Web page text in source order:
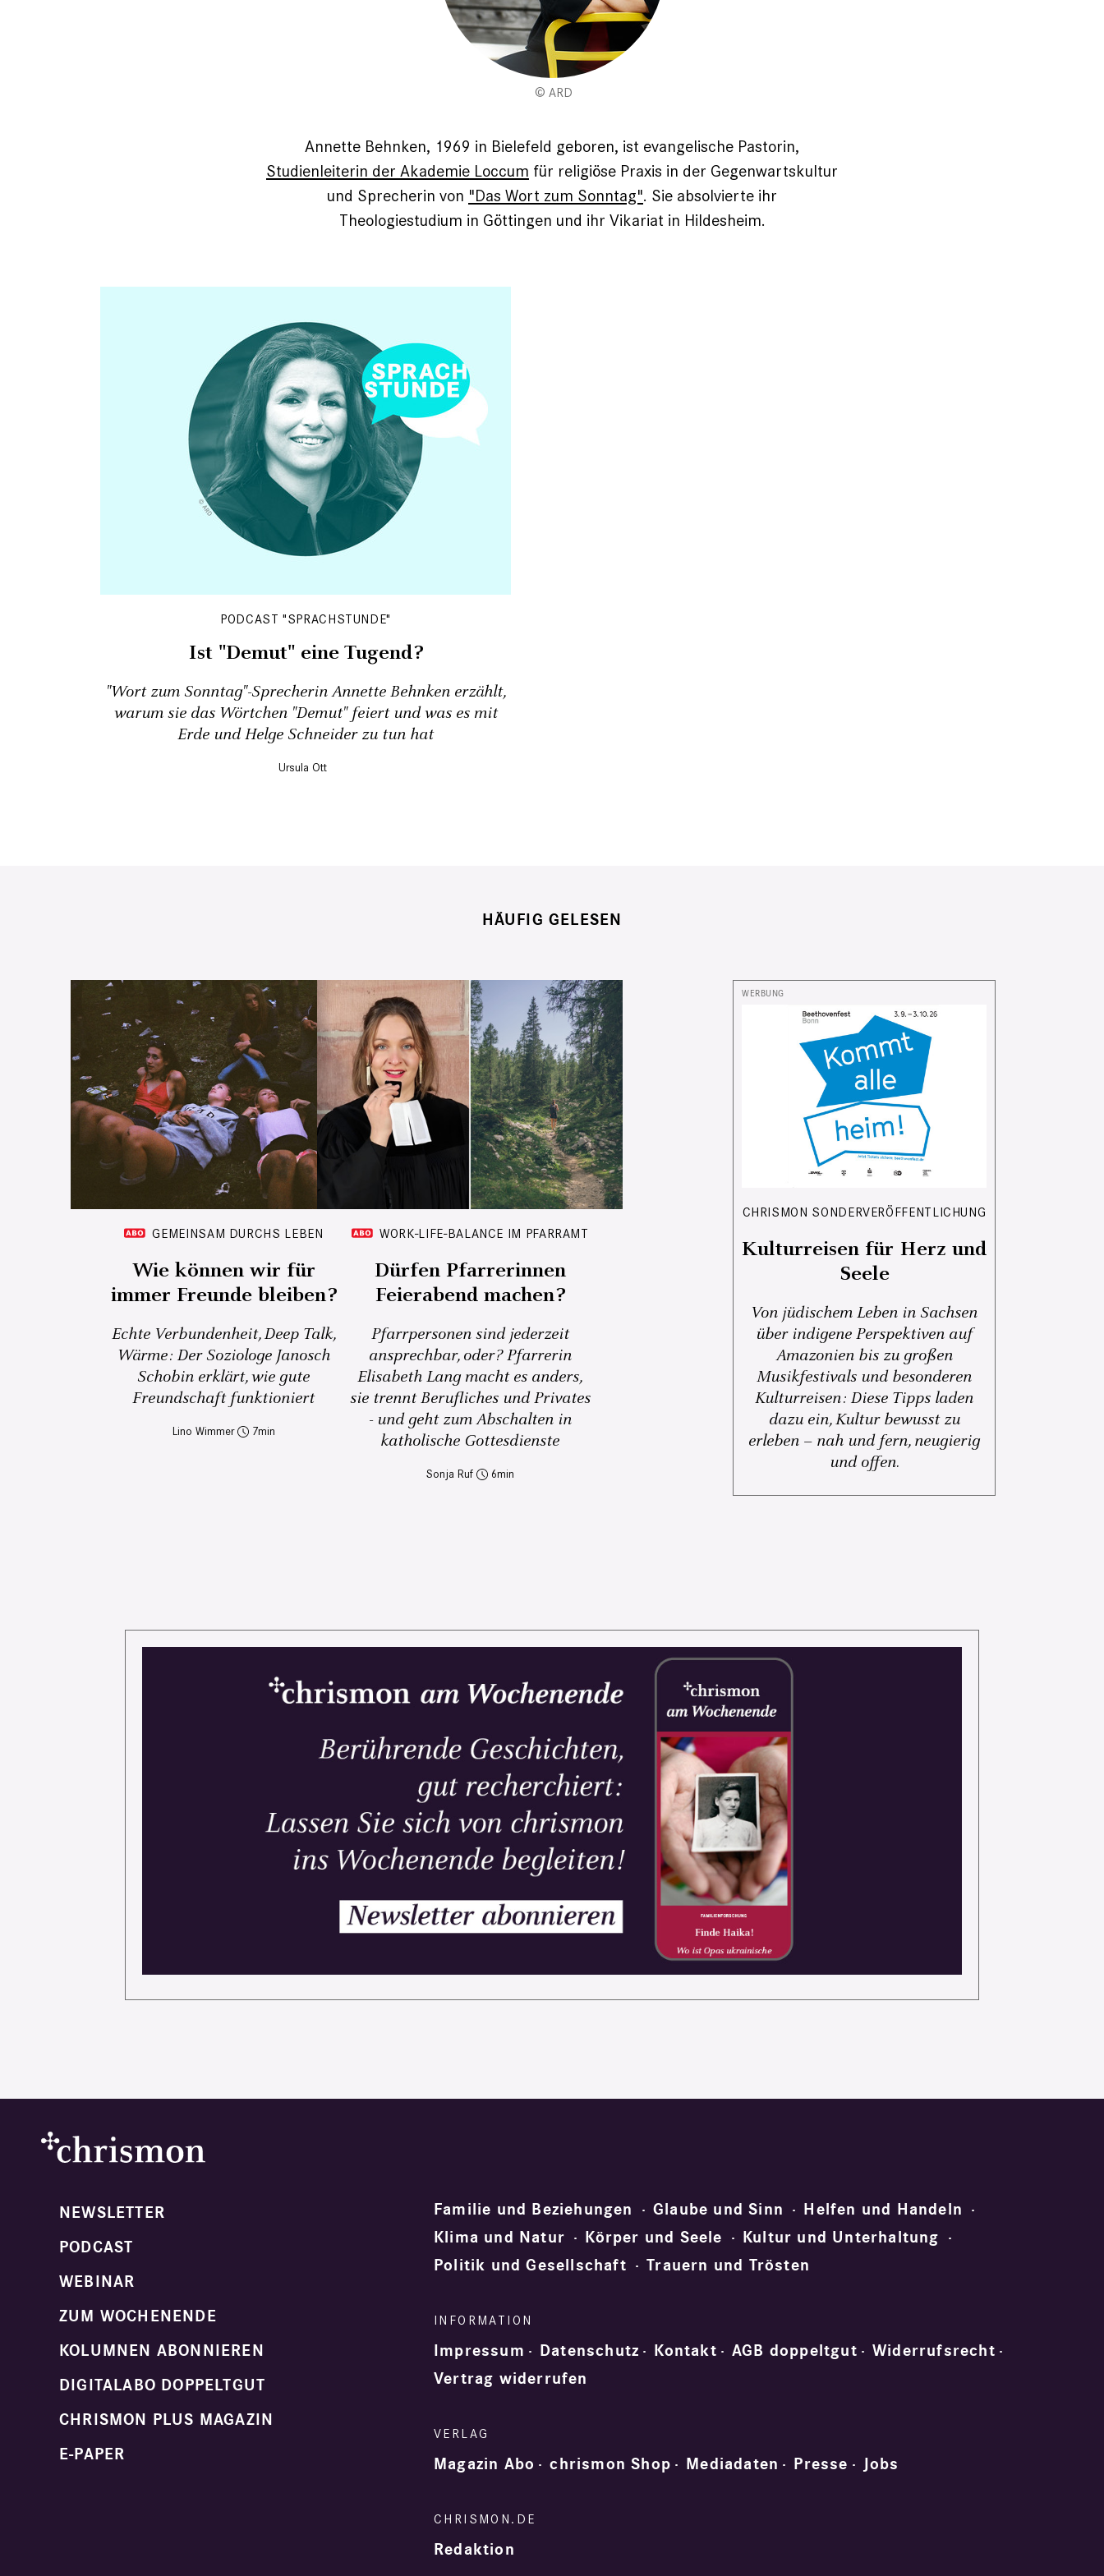
ARD
Annette Behnken, 1969 in Bielefeld geboren, ist evangelische Pastorin,
Studienleiterin der Akademie Loccum für religiöse Praxis in der Gegenwartskultur
und Sprecherin von "Das Wort zum Sonntag". Sie absolvierte ihr
Theologiestudium in Göttingen und ihr Vikariat in Hildesheim.
PODCAST "SPRACHSTUNDE"
Ist "Demut" eine Tugend?
"Wort zum Sonntag"-Sprecherin Annette Behnken erzählt,
warum sie das Wörtchen "Demut" feiert und was es mit
Erde und Helge Schneider zu tun hat
Ursula Ott
HÄUFIG GELESEN
GEMEINSAM DURCHS LEBEN
Wie können wir für
immer Freunde bleiben?
Echte Verbundenheit, Deep Talk,
Wärme: Der Soziologe Janosch
Schobin erklärt, wie gute
Freundschaft funktioniert
Lino Wimmer 7
WORK-LIFE-BALANCE IM PFARRAMT
Dürfen Pfarrerinnen
Feierabend machen?
Pfarrpersonen sind jederzeit
ansprechbar, oder? Pfarrerin
Elisabeth Lang macht es anders,
sie trennt Berufliches und Privates
- und geht zum Abschalten in
katholische Gottesdienste
Sonja Ruf 6
CHRISMON SONDERVERÖFFENTLICHUNG
Kulturreisen für Herz und
Seele
Von jüdischem Leben in Sachsen
über indigene Perspektiven auf
Amazonien bis zu großen
Musikfestivals und besonderen
Kulturreisen: Diese Tipps laden
dazu ein, Kultur bewusst zu
erleben – nah und fern, neugierig
und offen.
NEWSLETTER
PODCAST
WEBINAR
ZUM WOCHENENDE
KOLUMNEN ABONNIEREN
DIGITALABO DOPPELTGUT
CHRISMON PLUS MAGAZIN
E-PAPER
Familie und Beziehungen Glaube und Sinn
Helfen und Handeln
Klima und Natur
Körper und Seele
Kultur und Unterhaltung
Politik und Gesellschaft
Trauern und Trösten
Impressum Datenschutz Kontakt AGB doppeltgut
Widerrufsrecht
Vertrag widerrufen
Magazin Abo chrismon Shop Mediadaten Presse Jobs
Redaktion